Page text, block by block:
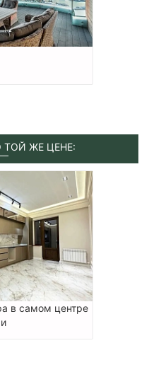
ЖЕ ЦЕНЕ:
в самом центре